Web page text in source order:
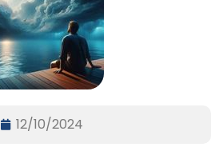
12/10/2024